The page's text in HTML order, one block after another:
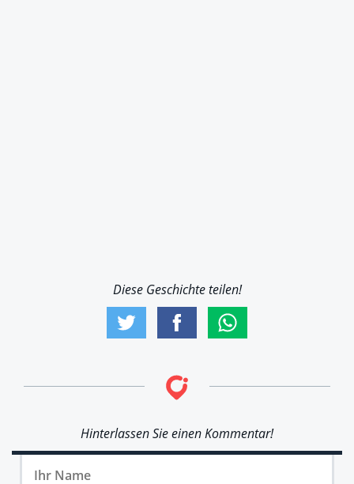
Diese Geschichte teilen!
Hinterlassen Sie einen Kommentar!